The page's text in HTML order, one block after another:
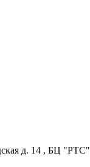
д. 14 , БЦ "РТС"